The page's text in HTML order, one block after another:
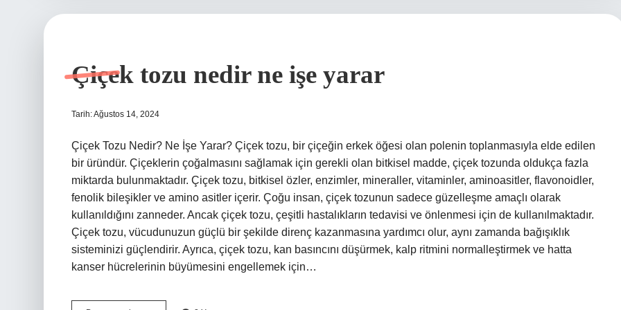
Çiçek tozu nedir ne işe yarar
Tarih: Ağustos 14, 2024
Çiçek Tozu Nedir? Ne İşe Yarar? Çiçek tozu, bir çiçeğin erkek öğesi olan polenin toplanmasıyla elde edilen
bir üründür. Çiçeklerin çoğalmasını sağlamak için gerekli olan bitkisel madde, çiçek tozunda oldukça fazla
miktarda bulunmaktadır. Çiçek tozu, bitkisel özler, enzimler, mineraller, vitaminler, aminoasitler, flavonoidler,
fenolik bileşikler ve amino asitler içerir. Çoğu insan, çiçek tozunun sadece güzelleşme amaçlı olarak
kullanıldığını zanneder. Ancak çiçek tozu, çeşitli hastalıkların tedavisi ve önlenmesi için de kullanılmaktadır.
Çiçek tozu, vücudunuzun güçlü bir şekilde direnç kazanmasına yardımcı olur, aynı zamanda bağışıklık
sisteminizi güçlendirir. Ayrıca, çiçek tozu, kan basıncını düşürmek, kalp ritmini normalleştirmek ve hatta
kanser hücrelerinin büyümesini engellemek için…